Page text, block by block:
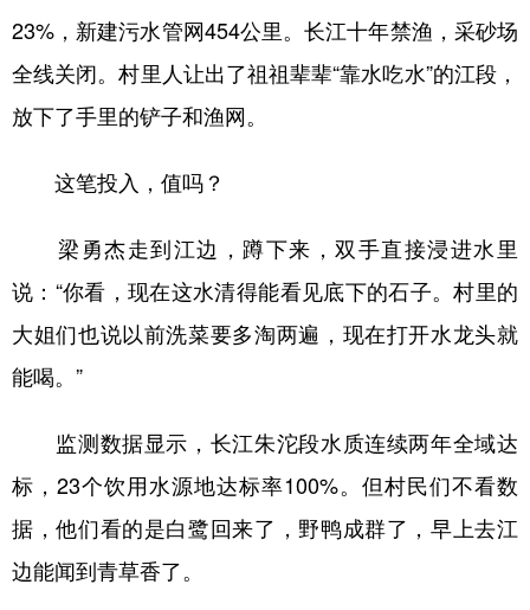
23%，新建污水管网454公里。长江十年禁渔，采砂场
全线关闭。村里人让出了祖祖辈辈“靠水吃水”的江段，
放下了手里的铲子和渔网。
这笔投入，值吗？
梁勇杰走到江边，蹲下来，双手直接浸进水里
说：“你看，现在这水清得能看见底下的石子。村里的
大姐们也说以前洗菜要多淘两遍，现在打开水龙头就
能喝。”
监测数据显示，长江朱沱段水质连续两年全域达
标，23个饮用水源地达标率100%。但村民们不看数
据，他们看的是白鹭回来了，野鸭成群了，早上去江
边能闻到青草香了。